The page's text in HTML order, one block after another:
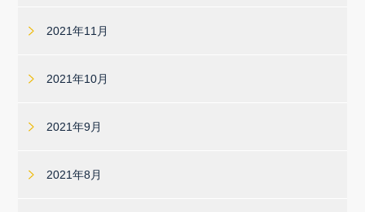
2021年11月
2021年10月
2021年9月
2021年8月